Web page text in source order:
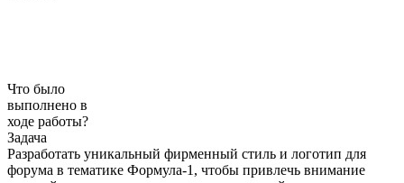
Что было
выполнено в
ходе работы?
Задача
Разработать уникальный фирменный стиль и логотип для
форума в тематике Формула-1, чтобы привлечь внимание